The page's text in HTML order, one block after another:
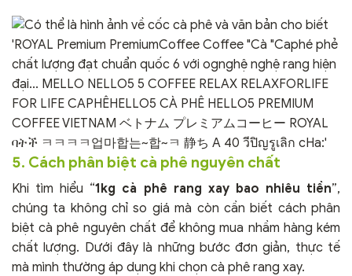
5. Cách phân biệt cà phê nguyên chất
Khi tìm hiểu “1kg cà phê rang xay bao nhiêu tiền”,
chúng ta không chỉ so giá mà còn cần biết cách phân
biệt cà phê nguyên chất để không mua nhầm hàng kém
chất lượng. Dưới đây là những bước đơn giản, thực tế
mà mình thường áp dụng khi chọn cà phê rang xay.